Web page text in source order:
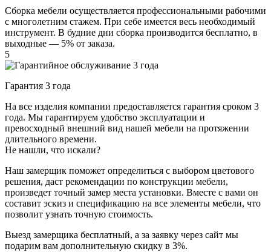
Сборка мебели осуществляется профессиональными рабочими
с многолетним стажем. При себе имеется весь необходимый
инструмент. В будние дни сборка производится бесплатно, в
выходные — 5% от заказа.
5
Гарантия 3 года
На все изделия компании предоставляется гарантия сроком 3
года. Мы гарантируем удобство эксплуатации и
превосходный внешний вид нашей мебели на протяжении
длительного времени.
Не нашли, что искали?
Наш замерщик поможет определиться с выбором цветового
решения, даст рекомендации по конструкции мебели,
произведет точный замер места установки. Вместе с вами он
составит эскиз и спецификацию на все элементы мебели, что
позволит узнать точную стоимость.
Выезд замерщика бесплатный, а за заявку через сайт мы
подарим вам дополнительную скидку в 3%.